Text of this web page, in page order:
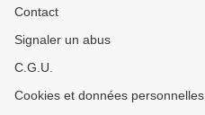
Contact
Signaler un abus
C.G.U.
Cookies et données personnelles